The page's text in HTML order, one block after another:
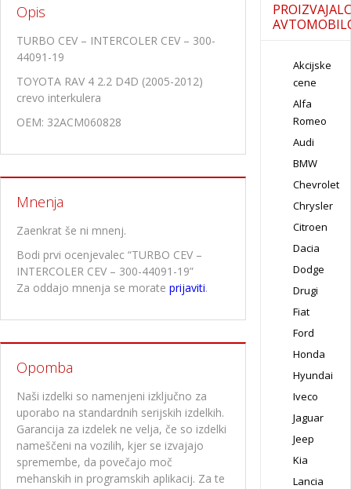
Opis
TURBO CEV – INTERCOLER CEV – 300-
44091-19
TOYOTA RAV 4 2.2 D4D (2005-2012)
crevo interkulera
OEM: 32ACM060828
Mnenja
Zaenkrat še ni mnenj.
Bodi prvi ocenjevalec “TURBO CEV –
INTERCOLER CEV – 300-44091-19”
Za oddajo mnenja se morate prijaviti.
Opomba
Naši izdelki so namenjeni izključno za
uporabo na standardnih serijskih izdelkih.
Garancija za izdelek ne velja, če so izdelki
nameščeni na vozilih, kjer se izvajajo
spremembe, da povečajo moč
mehanskih in programskih aplikacij. Za te
Akcijske
cene
Alfa
Romeo
Audi
BMW
Chevrolet
Chrysler
Citroen
Dacia
Dodge
Drugi
Fiat
Ford
Honda
Hyundai
Iveco
Jaguar
Jeep
Kia
Lancia